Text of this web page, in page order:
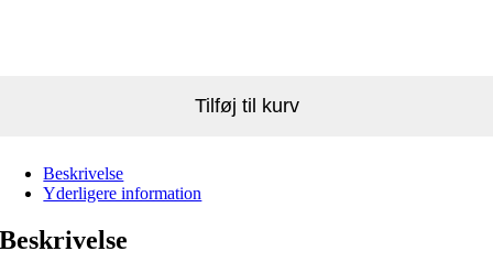
Tilføj til kurv
Beskrivelse
Yderligere information
Beskrivelse